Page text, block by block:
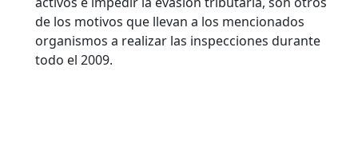
de los motivos que llevan a los mencionados
organismos a realizar las inspecciones durante
todo el 2009.